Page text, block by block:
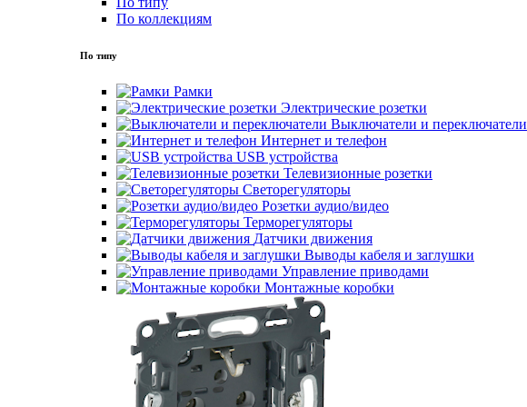
По коллекциям
По типу
Рамки
Электрические розетки
Выключатели и переключатели
Интернет и телефон
USB устройства
Телевизионные розетки
Светорегуляторы
Розетки аудио/видео
Терморегуляторы
Датчики движения
Выводы кабеля и заглушки
Управление приводами
Монтажные коробки